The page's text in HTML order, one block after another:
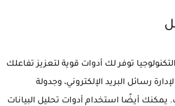
توفر لك أدوات قوية لتعزيز تفاعلك
رسائل البريد الإلكتروني، وجدولة
يمكنك أيضًا استخدام أدوات تحليل البيانات